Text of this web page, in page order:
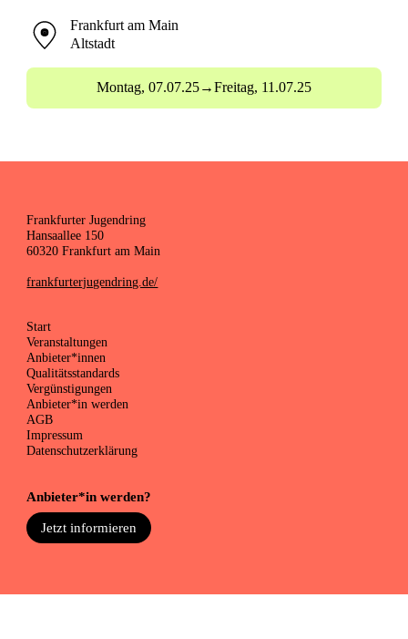
Frankfurt am Main
Altstadt
Montag, 07.07.25→Freitag, 11.07.25
Frankfurter Jugendring
Hansaallee 150
60320 Frankfurt am Main
frankfurterjugendring.de/
Start
Veranstaltungen
Anbieter*innen
Qualitätsstandards
Vergünstigungen
Anbieter*in werden
AGB
Impressum
Datenschutzerklärung
Anbieter*in werden?
Jetzt informieren